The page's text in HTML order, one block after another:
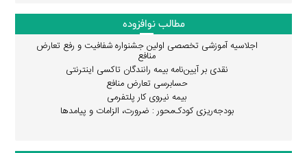
مطالب نوافزوده
اجلاسیه آموزشی تخصصی اولین جشنواره شفافیت و رفع تعارض
منافع
نقدی بر آیین‌نامه بیمه رانندگان تاکسی اینترنتی
حسابرسی تعارض منافع
بیمه نیروی کار پلتفرمی
بودجه‌ریزی کودک‌محور : ضرورت، الزامات و پیامدها